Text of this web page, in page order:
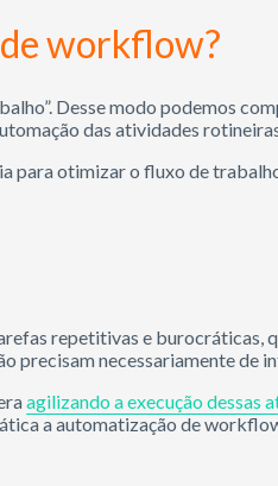
workflow?
Desse modo podemos
das atividades
para otimizar o fluxo de
repetitivas e burocráticas,
precisam necessariamente de
agilizando a execução dessas
a automatização de